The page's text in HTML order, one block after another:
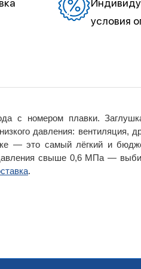
условия
с номером плавки.
давления: вентиляция,
— это самый лёгкий и
свыше 0,6 МПа —
.